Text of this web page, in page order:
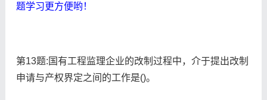
题学习更方便哟！
第13题:国有工程监理企业的改制过程中，介于提出改制
申请与产权界定之间的工作是()。